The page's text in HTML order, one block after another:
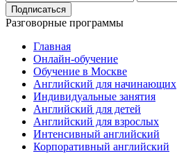
Разговорные программы
Главная
Онлайн-обучение
Обучение в Москве
Английский для начинающих
Индивидуальные занятия
Английский для детей
Английский для взрослых
Интенсивный английский
Корпоративный английский